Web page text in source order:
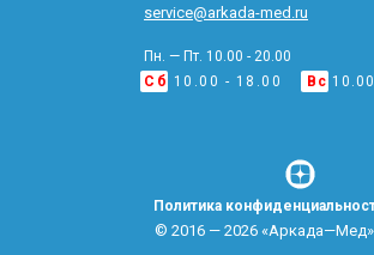
© 2016 — 2026 «Аркада—Мед»
service@arkada-med.ru
Пн. — Пт. 10.00 - 20.00
Сб 10.00 - 18.00 Вс
Политика